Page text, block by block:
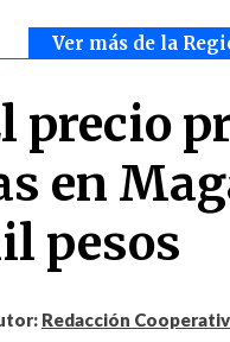
Ver más de la
en
pesos
Redacción